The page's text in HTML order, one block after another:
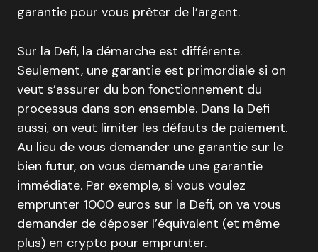
garantie pour vous prêter de l’argent.
Sur la Defi, la démarche est différente.
Seulement, une garantie est primordiale si on
veut s’assurer du bon fonctionnement du
processus dans son ensemble. Dans la Defi
aussi, on veut limiter les défauts de paiement.
Au lieu de vous demander une garantie sur le
bien futur, on vous demande une garantie
immédiate. Par exemple, si vous voulez
emprunter 1000 euros sur la Defi, on va vous
demander de déposer l’équivalent (et même
plus) en crypto pour emprunter.